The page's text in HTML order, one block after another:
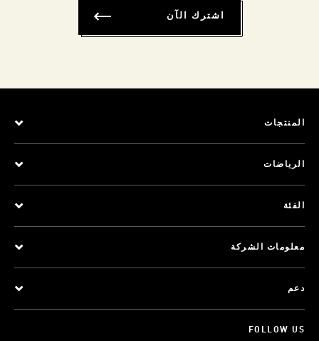
اشترك الآن
المنتجات
الرياضات
الفئة
معلومات الشركة
دعم
FOLLOW US